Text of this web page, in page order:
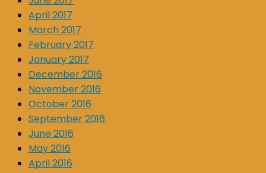
April 2017
March 2017
February 2017
January 2017
December 2016
November 2016
October 2016
September 2016
June 2016
May 2016
April 2016